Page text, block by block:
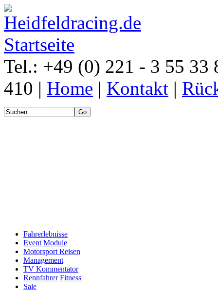
Tel.: +49 (0) 221 - 3 55 33
410 | Home | Kontakt |
Fahrerlebnisse
Event Module
Motorsport Reisen
Management
TV Kommentator
Rennfahrer Fitness
Sale